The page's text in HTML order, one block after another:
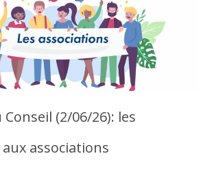
Conseil (2/06/26): les
associations